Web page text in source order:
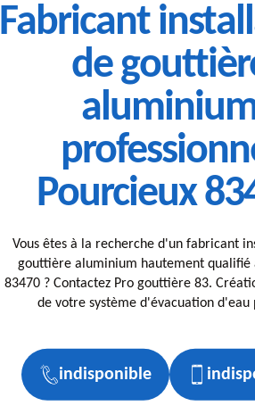
Fabricant
de
Pourcieux
Vous êtes à la recherche d'un fabricant
gouttière aluminium hautement qualifié
83470 ? Contactez Pro gouttière 83.
de votre système d'évacuation d'eau
indisponible